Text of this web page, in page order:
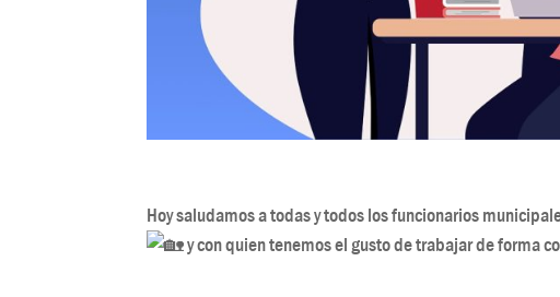
Hoy saludamos a todas y todos los funcionarios
y con quien tenemos el gusto de trabajar de forma